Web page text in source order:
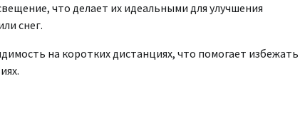
что делает их идеальными для улучшения
снег.
на коротких дистанциях, что помогает избежать